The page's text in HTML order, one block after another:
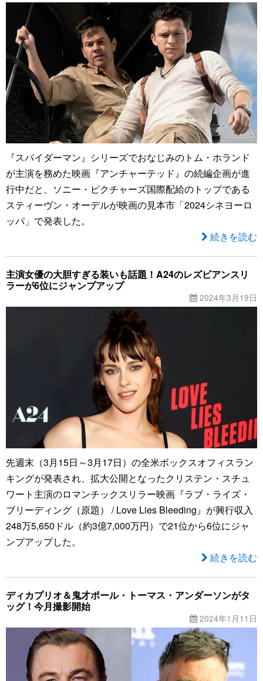
『スパイダーマン』シリーズでおなじみのトム・ホランド
が主演を務めた映画『アンチャーテッド』の続編企画が進
行中だと、ソニー・ピクチャーズ国際配給のトップである
スティーヴン・オーデルが映画の見本市「2024シネヨーロ
ッパ」で発表した。
続きを読む
主演女優の大胆すぎる装いも話題！A24のレズビアンスリ
ラーが6位にジャンプアップ
2024年3月19日
先週末（3月15日～3月17日）の全米ボックスオフィスラン
キングが発表され、拡大公開となったクリステン・スチュ
ワート主演のロマンチックスリラー映画『ラブ・ライズ・
ブリーディング（原題） / Love Lies Bleeding』が興行収入
248万5,650ドル（約3億7,000万円）で21位から6位にジャ
ンプアップした。
続きを読む
ディカプリオ＆鬼才ポール・トーマス・アンダーソンがタ
ッグ！今月撮影開始
2024年1月11日